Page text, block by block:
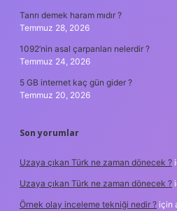
Tanrı demek haram mıdır ?
Temmuz 28, 2026
1092’nin asal çarpanları nelerdir ?
Temmuz 24, 2026
5 GB internet kaç gün gider ?
Temmuz 20, 2026
Son yorumlar
Uzaya çıkan Türk ne zaman dönecek ?
Uzaya çıkan Türk ne zaman dönecek ?
Örnek olay inceleme tekniği nedir ? için